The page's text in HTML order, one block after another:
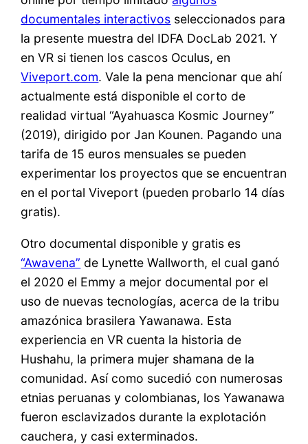
documentales interactivos seleccionados para
la presente muestra del IDFA DocLab 2021. Y
en VR si tienen los cascos Oculus, en
Viveport.com. Vale la pena mencionar que ahí
actualmente está disponible el corto de
realidad virtual “Ayahuasca Kosmic Journey”
(2019), dirigido por Jan Kounen. Pagando una
tarifa de 15 euros mensuales se pueden
experimentar los proyectos que se encuentran
en el portal Viveport (pueden probarlo 14 días
gratis).
Otro documental disponible y gratis es
“Awavena” de Lynette Wallworth, el cual ganó
el 2020 el Emmy a mejor documental por el
uso de nuevas tecnologías, acerca de la tribu
amazónica brasilera Yawanawa. Esta
experiencia en VR cuenta la historia de
Hushahu, la primera mujer shamana de la
comunidad. Así como sucedió con numerosas
etnias peruanas y colombianas, los Yawanawa
fueron esclavizados durante la explotación
cauchera, y casi exterminados.